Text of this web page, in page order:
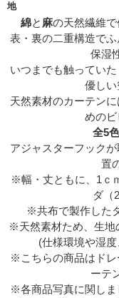
地
綿と 麻の天然繊維で
表・裏の二重構造で
保湿
いつまでも触ってい
優しい
天然素材のカーテン
めの
全5色
アジャスターフック
置
※幅・丈ともに、1ｃ
ダ（
※共布で製作した
※天然素材ため、生地
(仕様環境や湿
※こちらの商品はド
ーテ
※各商品写真に関しま